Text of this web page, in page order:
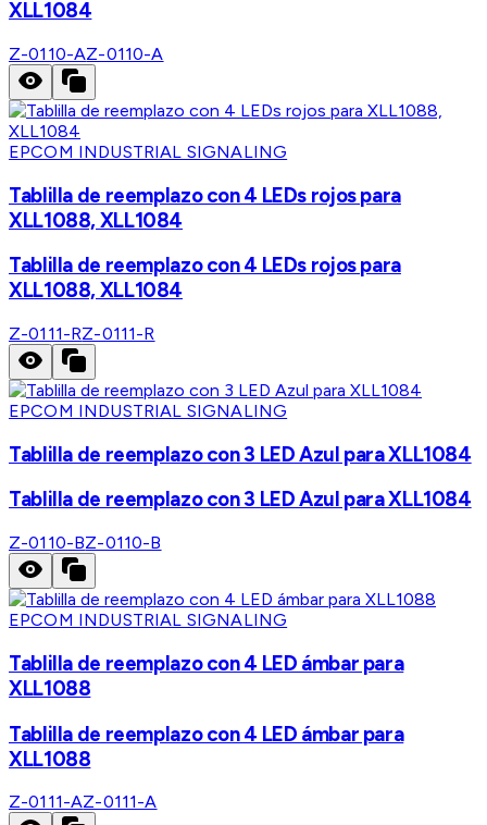
XLL1084
Z-0110-AZ-0110-A
EPCOM INDUSTRIAL SIGNALING
Tablilla de reemplazo con 4 LEDs rojos para
XLL1088, XLL1084
Tablilla de reemplazo con 4 LEDs rojos para
XLL1088, XLL1084
Z-0111-RZ-0111-R
EPCOM INDUSTRIAL SIGNALING
Tablilla de reemplazo con 3 LED Azul para XLL1084
Tablilla de reemplazo con 3 LED Azul para XLL1084
Z-0110-BZ-0110-B
EPCOM INDUSTRIAL SIGNALING
Tablilla de reemplazo con 4 LED ámbar para
XLL1088
Tablilla de reemplazo con 4 LED ámbar para
XLL1088
Z-0111-AZ-0111-A